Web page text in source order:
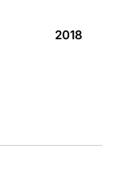
2018